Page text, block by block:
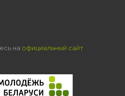
на официальный сайт